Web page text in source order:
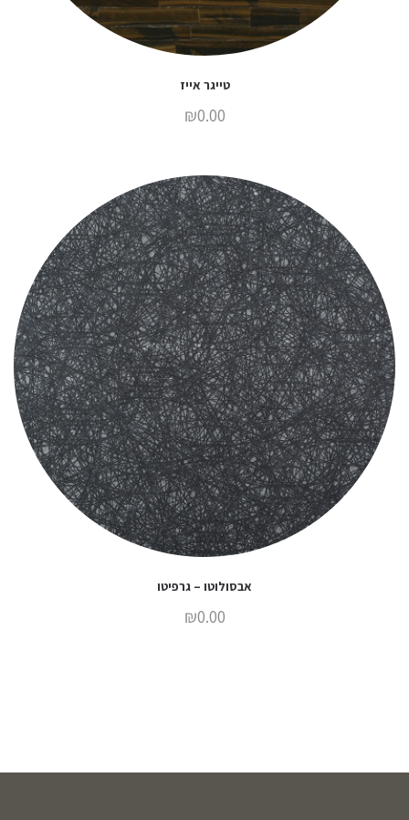
טייגר אייז
₪0.00
אבסולוטו – גרפיטו
₪0.00